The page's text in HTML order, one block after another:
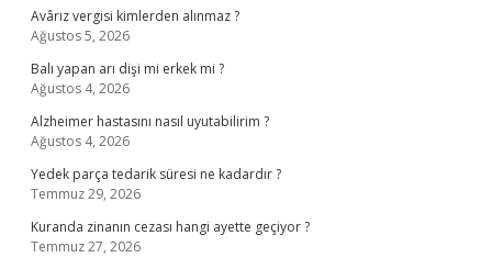
Avârız vergisi kimlerden alınmaz ?
Ağustos 5, 2026
Balı yapan arı dişi mi erkek mi ?
Ağustos 4, 2026
Alzheimer hastasını nasıl uyutabilirim ?
Ağustos 4, 2026
Yedek parça tedarik süresi ne kadardır ?
Temmuz 29, 2026
Kuranda zinanın cezası hangi ayette geçiyor ?
Temmuz 27, 2026